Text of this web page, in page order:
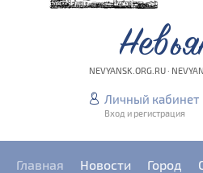
NEVYANSK.ORG.RU ·
Личный кабинет
Вход и регистрация
Главная Новости Город